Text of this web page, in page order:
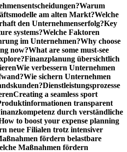
Warum
am alten Markt?Welche
den Unternehmenserfolg?Key
systems?Welche Faktoren
im Unternehmen?Why choose
now?What are some must-see
Finanzplanung übersichtlich
Wie verbessern Unternehmen
Wie sichern Unternehmen
Dienstleistungsprozesse
Creating a seamless sport
transparent
durch verständliche
to boost your expense planning
neue Filialen trotz intensiver
fördern belastbare
Maßnahmen fördern